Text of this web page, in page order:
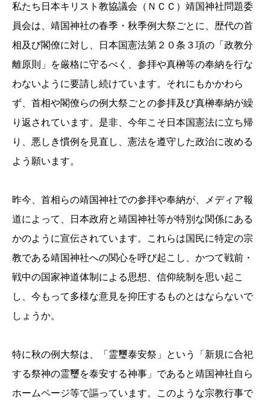
私たち日本キリスト教協議会（ＮＣＣ）靖国神社問題委
員会は、靖国神社の春季・秋季例大祭ごとに、歴代の首
相及び閣僚に対し、日本国憲法第２０条３項の「政教分
離原則」を厳格に守るべく、参拝や真榊等の奉納を行な
わないように要請し続けています。それにもかかわら
ず、首相や閣僚らの例大祭ごとの参拝及び真榊奉納が繰
り返されています。是非、今年こそ日本国憲法に立ち帰
り、悪しき慣例を見直し、憲法を遵守した政治に改める
よう願います。
昨今、首相らの靖国神社での参拝や奉納が、メディア報
道によって、日本政府と靖国神社等が特別な関係にある
かのように宣伝されています。これらは国民に特定の宗
教である靖国神社への関心を呼び起こし、かつて戦前・
戦中の国家神道体制による思想、信仰統制を思い起こ
し、今もって多様な意見を抑圧するものとはならないで
しょうか。
特に秋の例大祭は、「霊璽泰安祭」という「新規に合祀
する祭神の霊璽を泰安する神事」であると靖国神社自ら
ホームページ等で謳っています。このような宗教行事で